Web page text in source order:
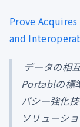
Prove
and
データの相
Portablの標
バシー強化
ソリューシ